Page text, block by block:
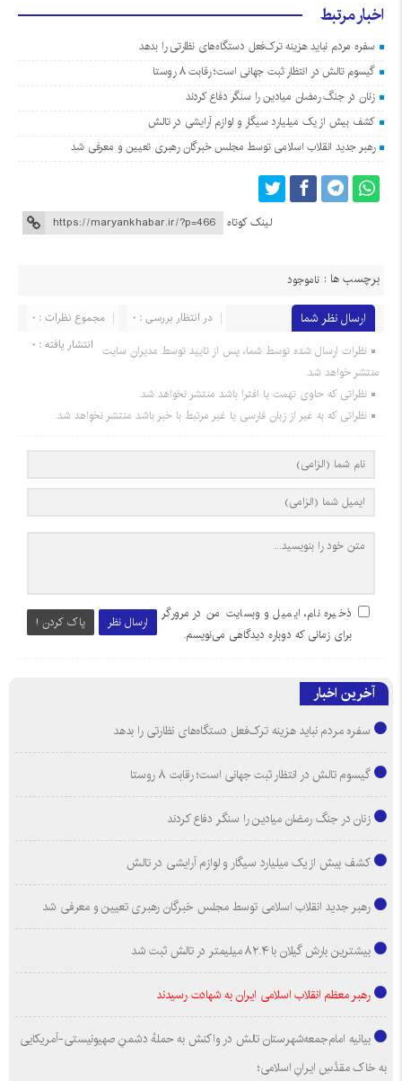
اخبار مرتبط
سفره مردم نباید هزینه ترک‌فعل دستگاه‌های نظارتی را بدهد
گیسوم تالش در انتظار ثبت جهانی است؛ رقابت ۸ روستا
زنان در جنگ رمضان میادین را سنگر دفاع کردند
کشف بیش از یک میلیارد سیگار و لوازم آرایشی در تالش
رهبر جدید انقلاب اسلامی توسط مجلس خبرگان رهبری تعیین و معرفی شد
لینک کوتاه
برچسب ها : ناموجود
ارسال نظر شما مجموع نظرات : ۰
در انتظار بررسی : ۰
انتشار یافته : ۰ نظرات ارسال شده توسط شما، پس از تایید توسط مدیران سایت
منتشر خواهد شد.
نظراتی که حاوی تهمت یا افترا باشد منتشر نخواهد شد.
نظراتی که به غیر از زبان فارسی یا غیر مرتبط با خبر باشد منتشر نخواهد شد.
ارسال نظر پاک کردن !
ذخیره نام، ایمیل و وبسایت من در مرورگر
برای زمانی که دوباره دیدگاهی می‌نویسم.
آخرین اخبار
سفره مردم نباید هزینه ترک‌فعل دستگاه‌های نظارتی را بدهد
گیسوم تالش در انتظار ثبت جهانی است؛ رقابت ۸ روستا
زنان در جنگ رمضان میادین را سنگر دفاع کردند
کشف بیش از یک میلیارد سیگار و لوازم آرایشی در تالش
رهبر جدید انقلاب اسلامی توسط مجلس خبرگان رهبری تعیین و معرفی شد
بیشترین بارش گیلان با ۸۲.۴ میلیمتر در تالش ثبت شد
رهبر معظم انقلاب اسلامی ایران به شهادت رسیدند
بیانیه امام‌جمعه‌شهرستان‌ تالش در واکنش به حملهٔ دشمنِ صهیونیستی-آمریکایی
به خاک مقدَّسِ ایرانِ اسلامی؛